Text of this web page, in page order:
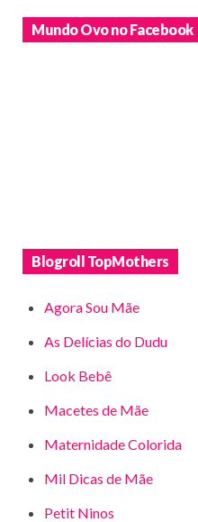
Mundo Ovo no Facebook
Blogroll TopMothers
Agora Sou Mãe
As Delícias do Dudu
Look Bebê
Macetes de Mãe
Maternidade Colorida
Mil Dicas de Mãe
Petit Ninos